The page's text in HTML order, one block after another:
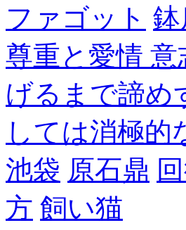
ファゴット
尊重と愛情
げるまで諦め
しては消極的
池袋 原石鼎
方 飼い猫